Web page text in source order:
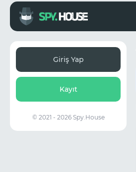
Giriş Yap
Kayıt
© 2021 - 2026 Spy.House